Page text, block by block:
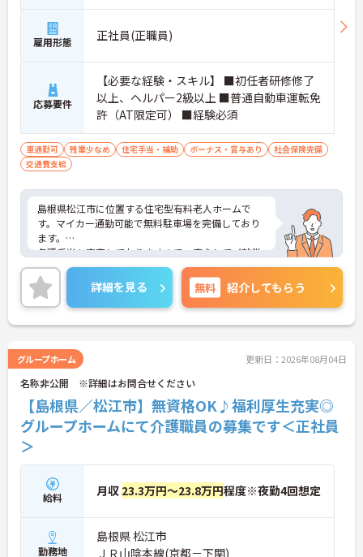
雇用形態 正社員(正職員)
応募要件
【必要な経験・スキル】 ■初任者研修修了
以上、ヘルパー2級以上 ■普通自動車運転免
許（AT限定可） ■経験必須
車通勤可 残業少なめ 住宅手当・補助 ボーナス・賞与あり
社会保険完備
交通費支給
島根県松江市に位置する住宅型有料老人ホームで
す。マイカー通勤可能で無料駐車場を完備しており
ます。
各種手当も充実しておりますので、安心してご就業
いただけます。
ご興味のある方には、面接対策ポイントなど、さら
に詳細をお話しいたしますのでお気軽にご相談くだ
さい！
詳細を見る 無料 紹介してもらう
グループホーム 更新日：2026年08月04日
名称非公開 ※詳細はお問合せください
【島根県／松江市】無資格OK♪福利厚生充実◎
グループホームにて介護職員の募集です＜正社員
＞
給料 月収 23.3万円～23.8万円程度※夜勤4回想定
勤務地
島根県 松江市
ＪＲ山陰本線(京都－下関)